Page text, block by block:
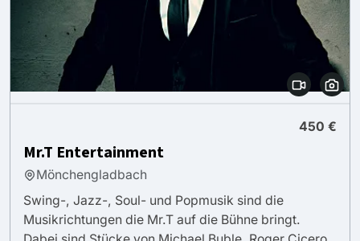
450 €
Mr.T Entertainment
Mönchengladbach
Swing-, Jazz-, Soul- und Popmusik sind die
Musikrichtungen die Mr.T auf die Bühne bringt.